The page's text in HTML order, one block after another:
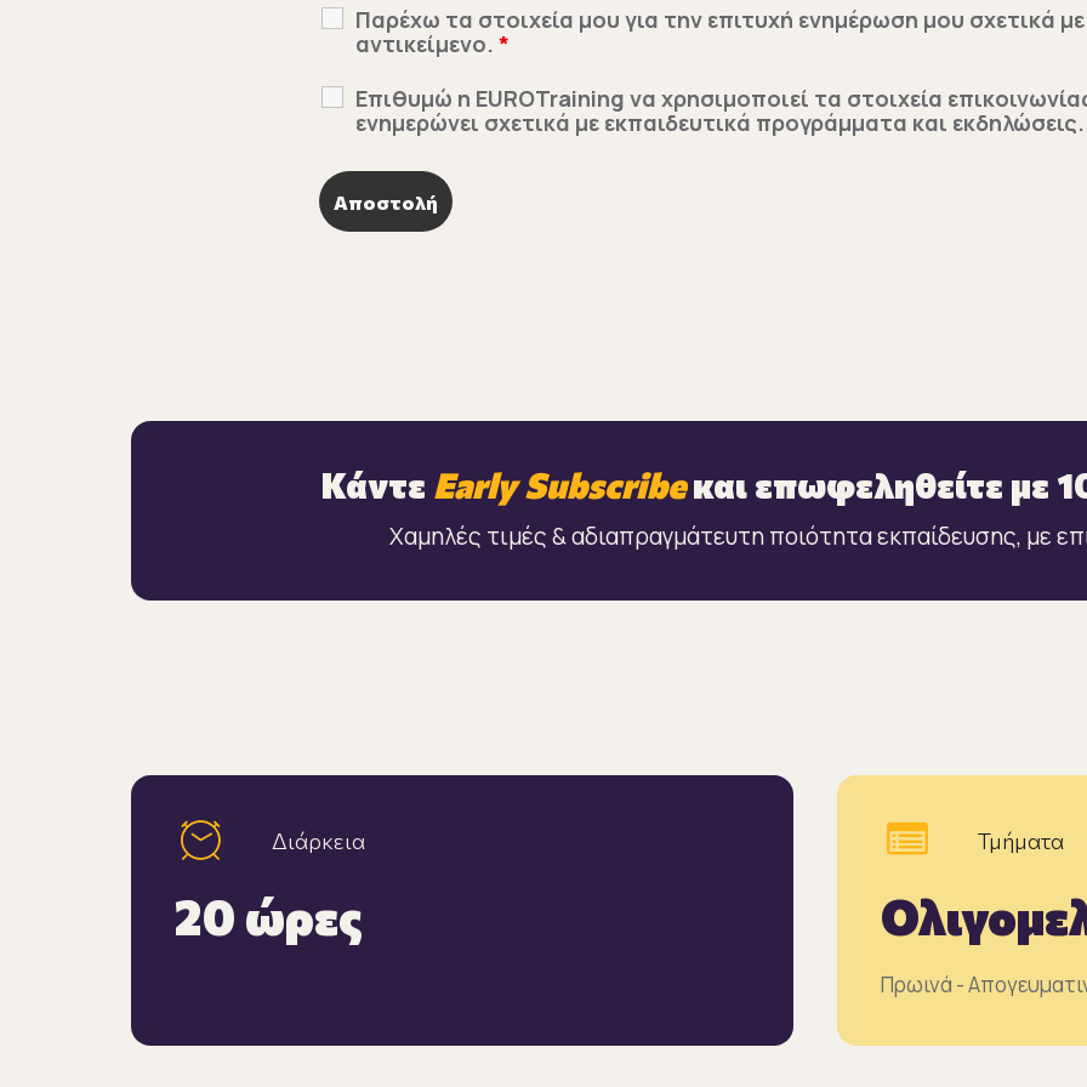
Παρέχω τα στοιχεία μου για την επιτυχή ενημέρωση μου σχετικά
αντικείμενο. *
Επιθυμώ η EUROTraining να χρησιμοποιεί τα στοιχεία
ενημερώνει σχετικά με εκπαιδευτικά προγράμματα και εκδηλώσεις.
Κάντε Early Subscribeκαι επωφεληθείτε με
Χαμηλές τιμές & αδιαπραγμάτευτη ποιότητα εκπαίδευσης, με
Διάρκεια
20 ώρες
Τμήματα
Πρωινά -